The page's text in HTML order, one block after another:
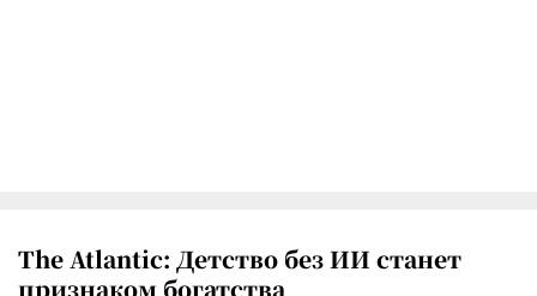
The Atlantic: Детство без ИИ станет
признаком богатства